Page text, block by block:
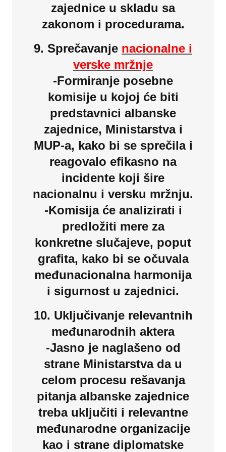
zajednice u skladu sa
zakonom i procedurama.
9. Sprečavanje nacionalne i
verske mržnje
-Formiranje posebne
komisije u kojoj će biti
predstavnici albanske
zajednice, Ministarstva i
MUP-a, kako bi se sprečila i
reagovalo efikasno na
incidente koji šire
nacionalnu i versku mržnju.
-Komisija će analizirati i
predložiti mere za
konkretne slučajeve, poput
grafita, kako bi se očuvala
međunacionalna harmonija
i sigurnost u zajednici.
10. Uključivanje relevantnih
međunarodnih aktera
-Jasno je naglašeno od
strane Ministarstva da u
celom procesu rešavanja
pitanja albanske zajednice
treba uključiti i relevantne
međunarodne organizacije
kao i strane diplomatske